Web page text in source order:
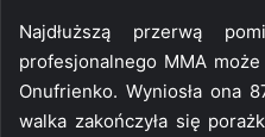
Najdłuższą przerwą
profesjonalnego MMA
Onufrienko. Wyniosła ona
walka zakończyła się